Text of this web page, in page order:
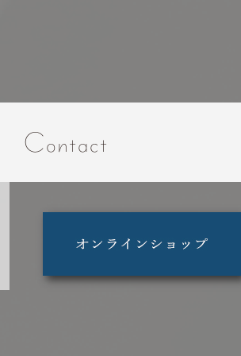
Contact